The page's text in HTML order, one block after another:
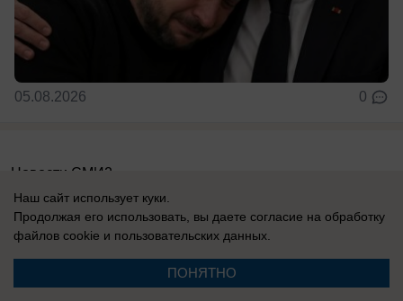
05.08.2026 0
Новости СМИ2
Реклама на сайте Вакансии
Наш сайт использует куки.
Продолжая его использовать, вы даете согласие на обработку
файлов cookie и пользовательских данных.
ПОНЯТНО